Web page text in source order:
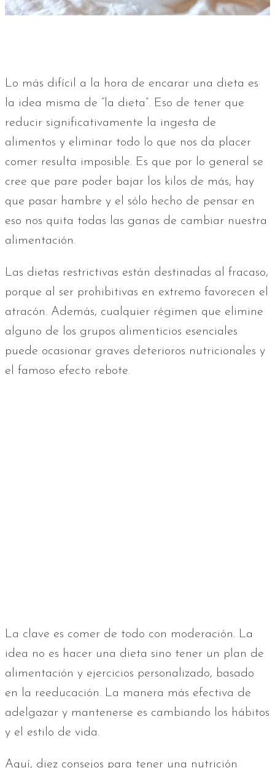
Lo más difícil a la hora de encarar una dieta es
la idea misma de “la dieta”. Eso de tener que
reducir significativamente la ingesta de
alimentos y eliminar todo lo que nos da placer
comer resulta imposible. Es que por lo general se
cree que pare poder bajar los kilos de más, hay
que pasar hambre y el sólo hecho de pensar en
eso nos quita todas las ganas de cambiar nuestra
alimentación.
Las dietas restrictivas están destinadas al fracaso,
porque al ser prohibitivas en extremo favorecen el
atracón. Además, cualquier régimen que elimine
alguno de los grupos alimenticios esenciales
puede ocasionar graves deterioros nutricionales y
el famoso efecto rebote.
La clave es comer de todo con moderación. La
idea no es hacer una dieta sino tener un plan de
alimentación y ejercicios personalizado, basado
en la reeducación. La manera más efectiva de
adelgazar y mantenerse es cambiando los hábitos
y el estilo de vida.
Aquí, diez consejos para tener una nutrición